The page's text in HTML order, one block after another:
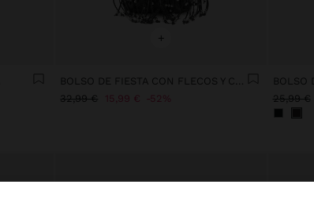
+
32,99 € 15,99 € 52% 25,99 €